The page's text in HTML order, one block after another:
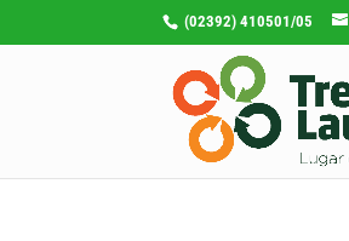
(02392) 410501/05